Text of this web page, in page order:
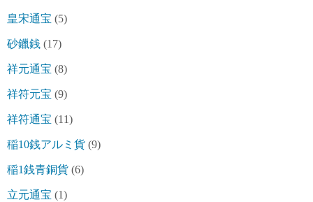
皇宋通宝 (5)
砂鑞銭 (17)
祥元通宝 (8)
祥符元宝 (9)
祥符通宝 (11)
稲10銭アルミ貨 (9)
稲1銭青銅貨 (6)
立元通宝 (1)